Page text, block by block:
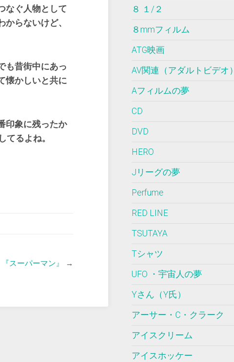
なぐ人物として
らないけど、
も昔街中にあっ
懐かしいと共に
印象に残ったか
てるよね。
スーパーマン』
→
８ １/２
８mmフィルム
ATG映画
AV関連（アダルトビデオ）
Aフィルムの夢
CD
DVD
HERO
Jリーグの夢
Perfume
RED LINE
TSUTAYA
Tシャツ
UFO ・宇宙人の夢
Yさん（Y氏）
アーサー・C・クラーク
アイスクリーム
アイスホッケー